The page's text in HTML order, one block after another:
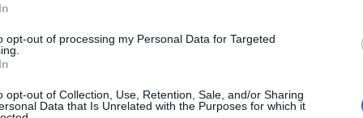
opt-out of processing my Personal Data for Targeted
opt-out of Collection, Use, Retention, Sale, and/or Sharing
Data that Is Unrelated with the Purposes for which it
némileg magyarázatot adhat, hogy
főáramú média hasonló módon démonizálja
egy alapjaiban gonosz nemzetet, kinek katonái
és az általuk „törvénytelenül bitorolt”